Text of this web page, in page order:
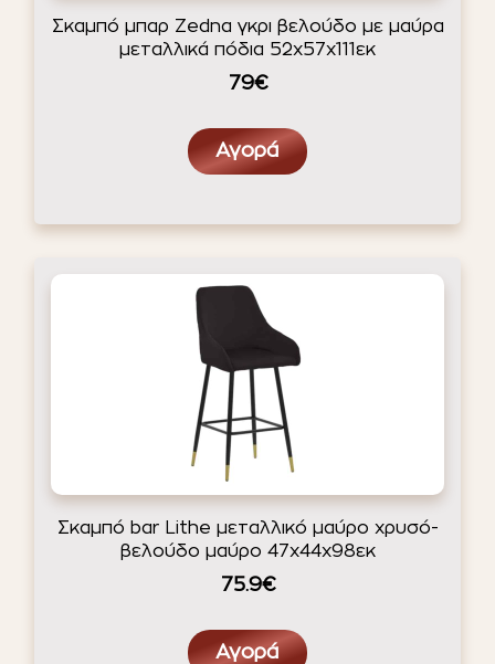
Σκαμπό μπαρ Zedna γκρι βελούδο με μαύρα
μεταλλικά πόδια 52x57x111εκ
79€
Αγορά
Σκαμπό bar Lithe μεταλλικό μαύρο χρυσό-
βελούδο μαύρο 47x44x98εκ
75.9€
Αγορά